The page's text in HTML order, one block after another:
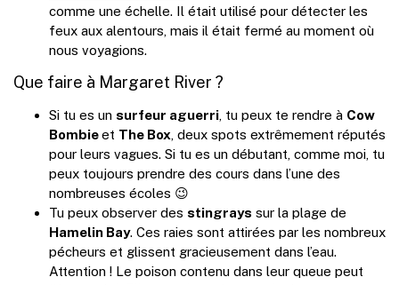
comme une échelle. Il était utilisé pour détecter les
feux aux alentours, mais il était fermé au moment où
nous voyagions.
Que faire à Margaret River ?
Si tu es un surfeur aguerri, tu peux te rendre à Cow
Bombieet The Box, deux spots extrêmement réputés
pour leurs vagues. Si tu es un débutant, comme moi, tu
peux toujours prendre des cours dans l’une des
nombreuses écoles 😉
Tu peux observer des stingrays sur la plage de
Hamelin Bay. Ces raies sont attirées par les nombreux
pécheurs et glissent gracieusement dans l’eau.
Attention ! Le poison contenu dans leur queue peut